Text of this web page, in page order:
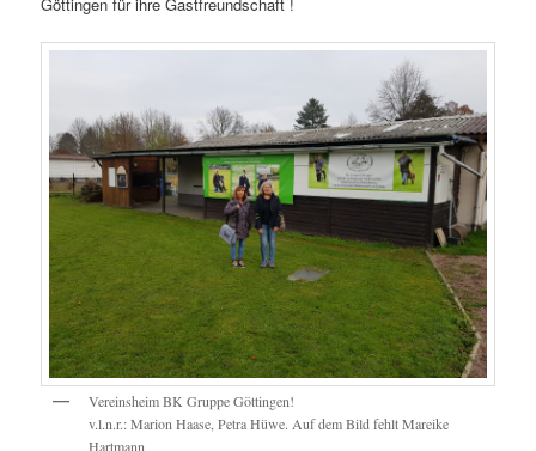
Vereinsheim BK Gruppe Göttingen!
v.l.n.r.: Marion Haase, Petra Hüwe. Auf dem Bild fehlt Mareike
Hartmann